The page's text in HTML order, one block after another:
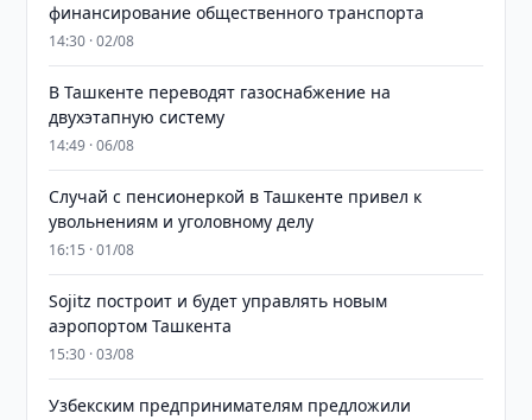
финансирование общественного транспорта
14:30 · 02/08
В Ташкенте переводят газоснабжение на
двухэтапную систему
14:49 · 06/08
Случай с пенсионеркой в Ташкенте привел к
увольнениям и уголовному делу
16:15 · 01/08
Sojitz построит и будет управлять новым
аэропортом Ташкента
15:30 · 03/08
Узбекским предпринимателям предложили